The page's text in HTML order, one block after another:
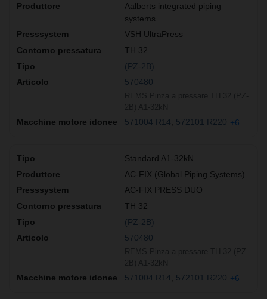
Aalberts integrated piping
systems
VSH UltraPress
TH 32
(PZ-2B)
570480
571004 R14 572101 R220 +6
Standard A1-32kN
AC-FIX (Global Piping Systems)
AC-FIX PRESS DUO
TH 32
(PZ-2B)
570480
571004 R14 572101 R220 +6